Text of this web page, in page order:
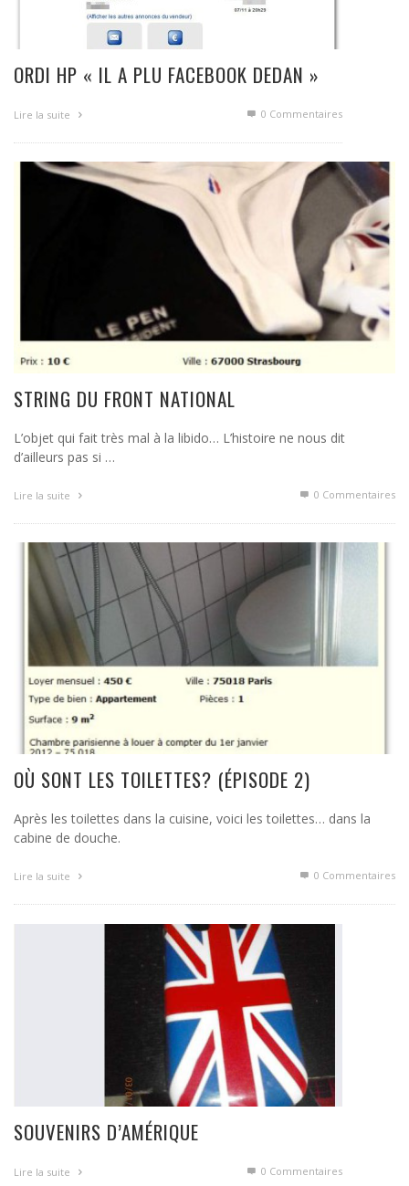
ORDI HP « IL A PLU FACEBOOK DEDAN »
Lire la suite 0 Commentaires
STRING DU FRONT NATIONAL
L’objet qui fait très mal à la libido… L’histoire ne nous dit
d’ailleurs pas si …
Lire la suite 0 Commentaires
OÙ SONT LES TOILETTES? (ÉPISODE 2)
Après les toilettes dans la cuisine, voici les toilettes… dans la
cabine de douche.
Lire la suite 0 Commentaires
SOUVENIRS D’AMÉRIQUE
Lire la suite 0 Commentaires